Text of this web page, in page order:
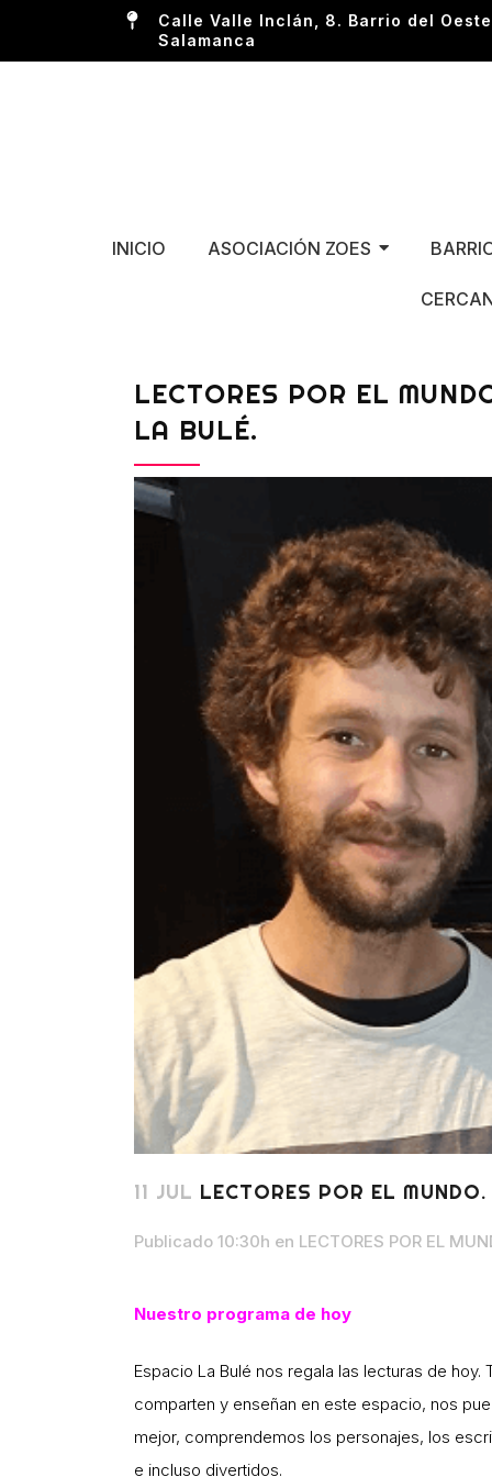
Calle Valle Inclán, 8. Barrio del
Salamanca
INICIO ASOCIACIÓN ZOES
LECTORES POR EL
LA BULÉ.
11 JUL LECTORES POR EL
Publicado 10:30h en LECTORES POR EL
Nuestro programa de hoy
Espacio La Bulé nos regala las lecturas de
comparten y enseñan en este espacio, nos
mejor, comprendemos los personajes, los
e incluso divertidos.